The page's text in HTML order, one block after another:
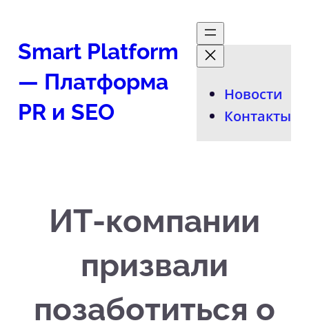
содержимому
Smart Platform
— Платформа
PR и SEO
Новости
Контакты
ИТ-компании
призвали
позаботиться о